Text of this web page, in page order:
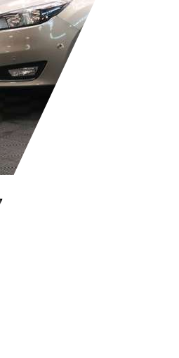
Titanium Navi